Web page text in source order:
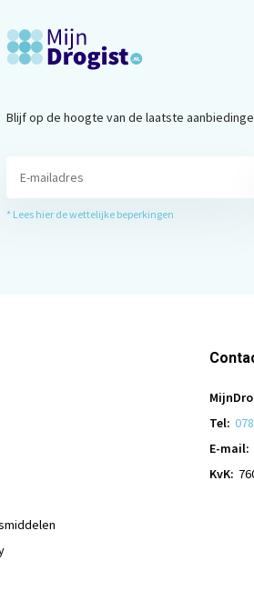
Blijf op de hoogte van de laatste
* Lees hier de wettelijke beperkingen
Tel:
E-mail:
KvK: